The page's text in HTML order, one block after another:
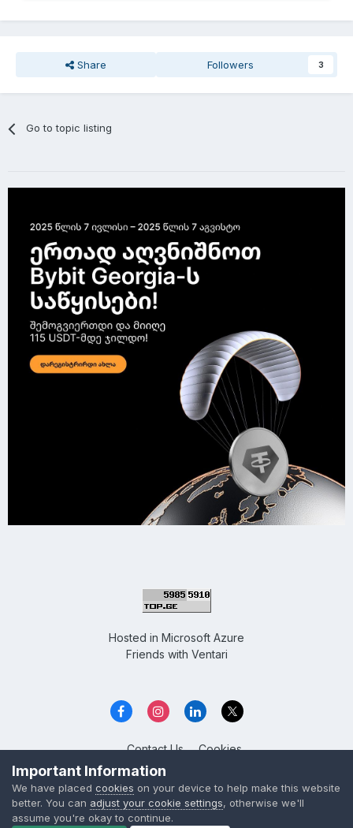
Share Followers 3
Go to topic listing
Hosted in Microsoft Azure
Friends with Ventari
Contact Us Cookies
Overclockers GE
Important Information
We have placed cookies on your device to help make this website
better. You can adjust your cookie settings, otherwise we'll
assume you're okay to continue.